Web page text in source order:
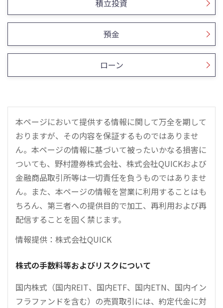
積立投資
預金
ローン
本ページにおいて提供する情報に関して万全を期して
おりますが、その内容を保証するものではありませ
ん。本ページの情報に基づいて被ったいかなる損害に
ついても、野村證券株式会社、株式会社QUICKおよび
金融商品取引所等は一切責任を負うものではありませ
ん。また、本ページの情報を営業に利用することはも
ちろん、第三者への提供目的で加工、再利用および再
配信することを固く禁じます。
情報提供：株式会社QUICK
株式の手数料等およびリスクについて
国内株式（国内REIT、国内ETF、国内ETN、国内イン
フラファンドを含む）の売買取引には、約定代金に対